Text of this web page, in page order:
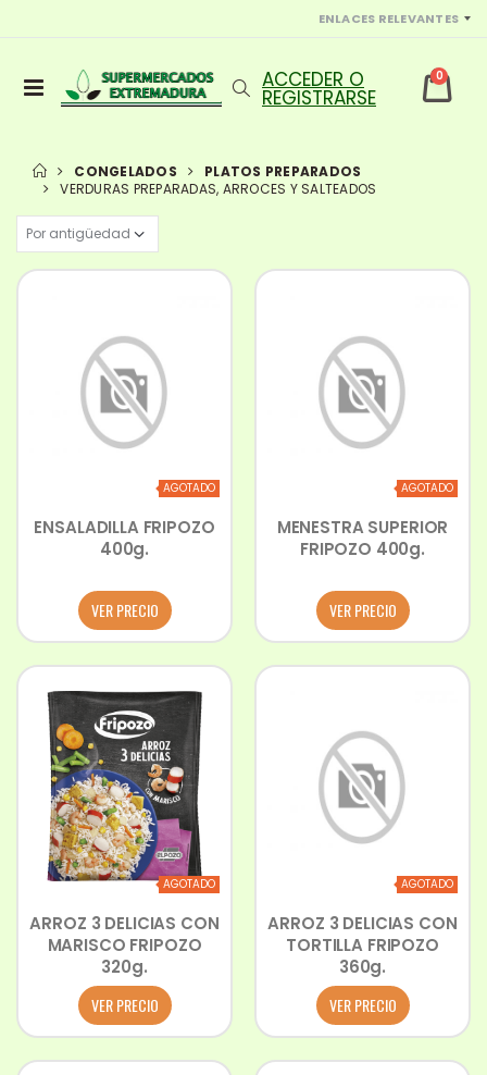
ENLACES RELEVANTES
0
CONGELADOS
PLATOS PREPARADOS
VERDURAS PREPARADAS, ARROCES Y SALTEADOS
AGOTADO
ENSALADILLA FRIPOZO
400g.
VER PRECIO
AGOTADO
MENESTRA SUPERIOR
FRIPOZO 400g.
VER PRECIO
AGOTADO
ARROZ 3 DELICIAS CON
MARISCO FRIPOZO
320g.
VER PRECIO
AGOTADO
ARROZ 3 DELICIAS CON
TORTILLA FRIPOZO
360g.
VER PRECIO